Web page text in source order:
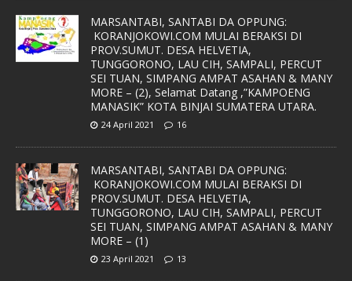
MARSANTABI, SANTABI DA OPPUNG:
KORANJOKOWI.COM MULAI BERAKSI DI
PROV.SUMUT. DESA HELVETIA,
TUNGGORONO, LAU CIH, SAMPALI, PERCUT
SEI TUAN, SIMPANG AMPAT ASAHAN & MANY
MORE – (2), Selamat Datang ,”KAMPOENG
MANASIK” KOTA BINJAI SUMATERA UTARA.
24 April 2021 16
MARSANTABI, SANTABI DA OPPUNG:
KORANJOKOWI.COM MULAI BERAKSI DI
PROV.SUMUT. DESA HELVETIA,
TUNGGORONO, LAU CIH, SAMPALI, PERCUT
SEI TUAN, SIMPANG AMPAT ASAHAN & MANY
MORE – (1)
23 April 2021 13